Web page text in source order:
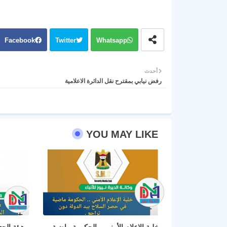
Facebook Twitter Whatsapp
أحدث
رفض نيابي بمقترح نقل الدائرة الاعلامية
YOU MAY LIKE